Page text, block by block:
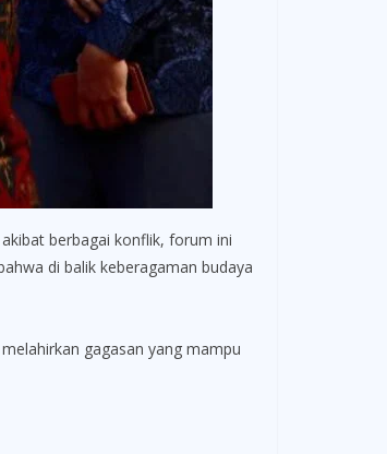
berbagai konflik, forum ini
di balik keberagaman budaya
gagasan yang mampu